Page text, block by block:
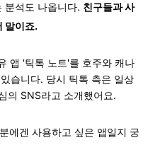
분석도 나옵니다. 친구들과 사
말이죠.
앱 '틱톡 노트'를 호주와 캐나
습니다. 당시 틱톡 측은 일상
의 SNS라고 소개했어요.
에겐 사용하고 싶은 앱일지 궁